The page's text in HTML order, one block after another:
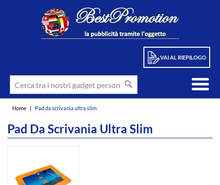
VAI AL RIEPILOGO
Home | Pad da scrivania ultra slim
Pad Da Scrivania Ultra Slim